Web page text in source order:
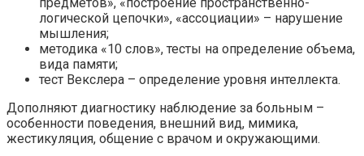
логической цепочки», «ассоциации» – нарушение
мышления;
методика «10 слов», тесты на определение объема,
вида памяти;
тест Векслера – определение уровня интеллекта.
Дополняют диагностику наблюдение за больным –
особенности поведения, внешний вид, мимика,
жестикуляция, общение с врачом и окружающими.